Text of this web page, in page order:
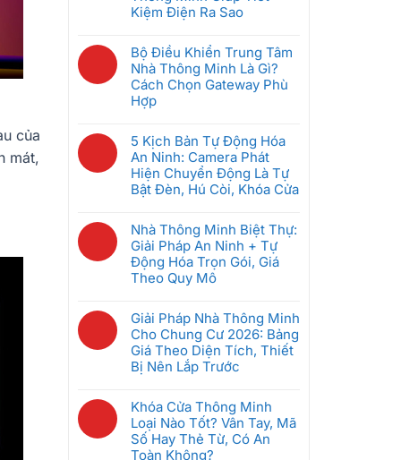
của
mát,
Minh
Mua
Đầu
Tiên
Khi
Mới
Đầu
(Dưới
5
Triệu)
ở
Hệ
Intercom
Chung
Cư
Thông
Giải
Pháp
Nào
Tốt
Nhất
Căn
Hộ
2026?
Kiệm Điện Ra Sao
có
bình
luận
ở
GRMS
Gì?
Hệ
Thống
Quản
Phòng
Khách
Sạn
Thông
Minh
Tiết
Kiệm
Điện
Ra
Bộ Điều Khiển Trung Tâm
Nhà Thông Minh Là Gì?
Cách Chọn Gateway Phù
Hợp
có
bình
luận
ở
Bộ
Khiển
Trung
Tâm
Nhà
Minh
Là
Gì?
Cách
Chọn
Phù
Hợp
5 Kịch Bản Tự Động Hóa
An Ninh: Camera Phát
Hiện Chuyển Động Là Tự
Bật Đèn, Hú Còi, Khóa Cửa
có
bình
luận
ở
Bản
Tự
Động
Hóa
Ninh:
Camera
Phát
Hiện
Nhà Thông Minh Biệt Thự:
Giải Pháp An Ninh + Tự
Động Hóa Trọn Gói, Giá
Theo Quy Mô
có
bình
luận
ở
Nhà
Minh
Biệt
Thự:
Giải Pháp Nhà Thông Minh
Cho Chung Cư 2026: Bảng
Giá Theo Diện Tích, Thiết
Bị Nên Lắp Trước
có
bình
luận
ở
Khóa Cửa Thông Minh
Loại Nào Tốt? Vân Tay, Mã
Số Hay Thẻ Từ, Có An
Toàn Không?